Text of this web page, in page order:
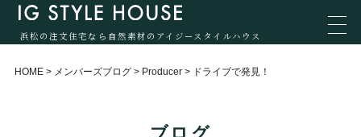
浜松の注文住宅なら自然素材のアイジースタイルハウス
HOME > メンバーズブログ > Producer > ドライブで発見！